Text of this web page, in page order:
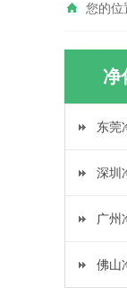
您的位
净
东莞
深圳
广州
佛山